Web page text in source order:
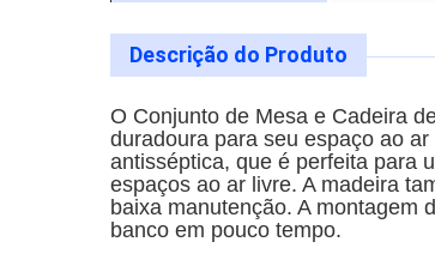
Descrição do Produto
O Conjunto de Mesa e Cadeira
duradoura para seu espaço ao
antisséptica, que é perfeita para
espaços ao ar livre. A madeira
baixa manutenção. A montagem
banco em pouco tempo.